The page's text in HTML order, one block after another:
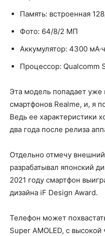
Память: встроенная
Фото: 64/8/2 МП
Аккумулятор: 4300 мА·ч
Процессор: Qualcomm
Эта модель попадает уже
смартфонов Realme, и, я
Ведь ее характеристики
два года после релиза
Отдельно отмечу
разрабатывал японский
2021 году смартфон
дизайна iF Design Award.
Телефон может
Super AMOLED, с